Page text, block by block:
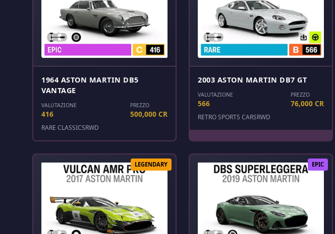
1964 ASTON MARTIN DB5
VANTAGE
VALUTAZIONE
416
PREZZO
500,000 CR
RARE CLASSICSRWD
2003 ASTON MARTIN DB7 GT
VALUTAZIONE
566
PREZZO
76,000 CR
RETRO SPORTS CARSRWD
LEGENDARY EPIC